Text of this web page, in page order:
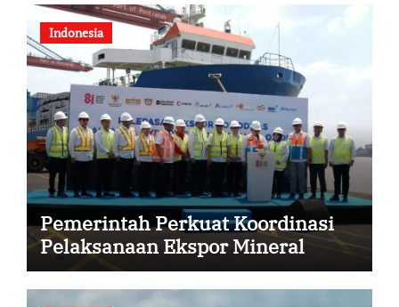
Indonesia
Pemerintah Perkuat Koordinasi
Pelaksanaan Ekspor Mineral